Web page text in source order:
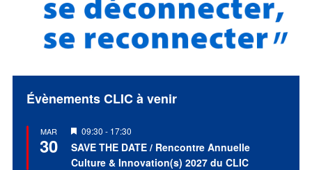
Évènements CLIC à venir
MAR
30
Mis
en
avant
09:30 - 17:30
SAVE THE DATE / Rencontre Annuelle
Culture & Innovation(s) 2027 du CLIC